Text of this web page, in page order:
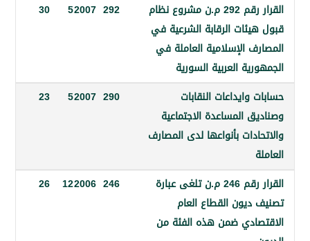
القرار رقم 292 م.ن مشروع نظام
الرقابة الشرعية في
الإسلامية العاملة في
العربية السورية
292
2007
30
النقابات
المساعدة الاجتماعية
بأنواعها لدى المصارف
23
القرار رقم 246 م.ن تلغى عبارة
القطاع العام
ضمن هذه الفئة من
246
12
26